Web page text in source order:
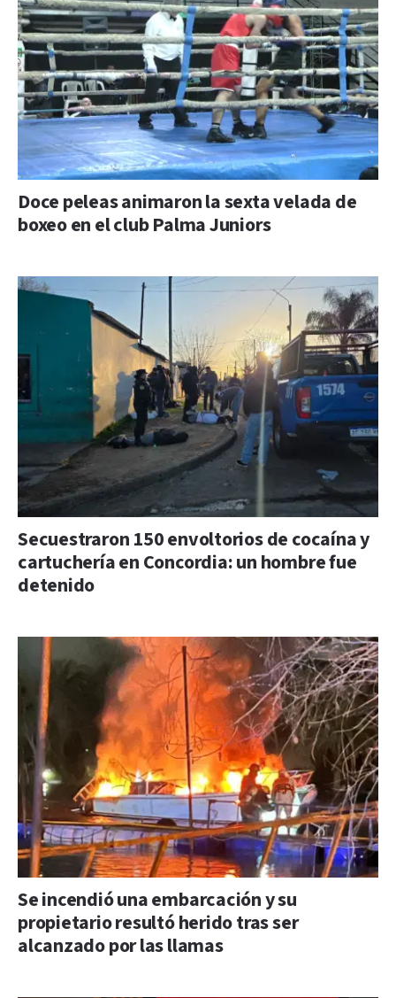
Doce peleas animaron la sexta velada de
boxeo en el club Palma Juniors
Secuestraron 150 envoltorios de cocaína y
cartuchería en Concordia: un hombre fue
detenido
Se incendió una embarcación y su
propietario resultó herido tras ser
alcanzado por las llamas